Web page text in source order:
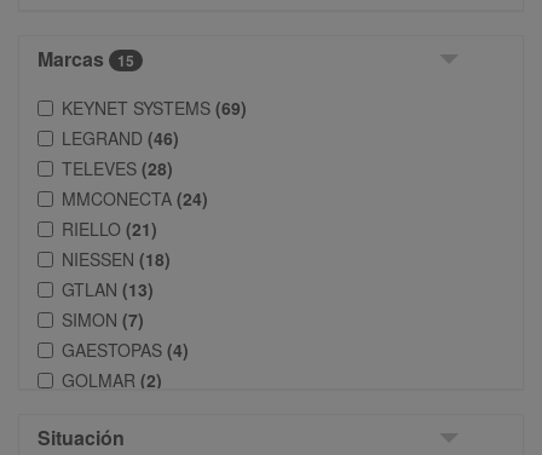
Marcas 15
KEYNET SYSTEMS (69)
LEGRAND (46)
TELEVES (28)
MMCONECTA (24)
RIELLO (21)
NIESSEN (18)
GTLAN (13)
SIMON (7)
GAESTOPAS (4)
GOLMAR (2)
QUINTELA
Situación